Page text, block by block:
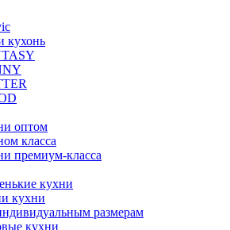
кухонь
оптом
класса
премиум-класса
кухни
кухни
размерам
кухни